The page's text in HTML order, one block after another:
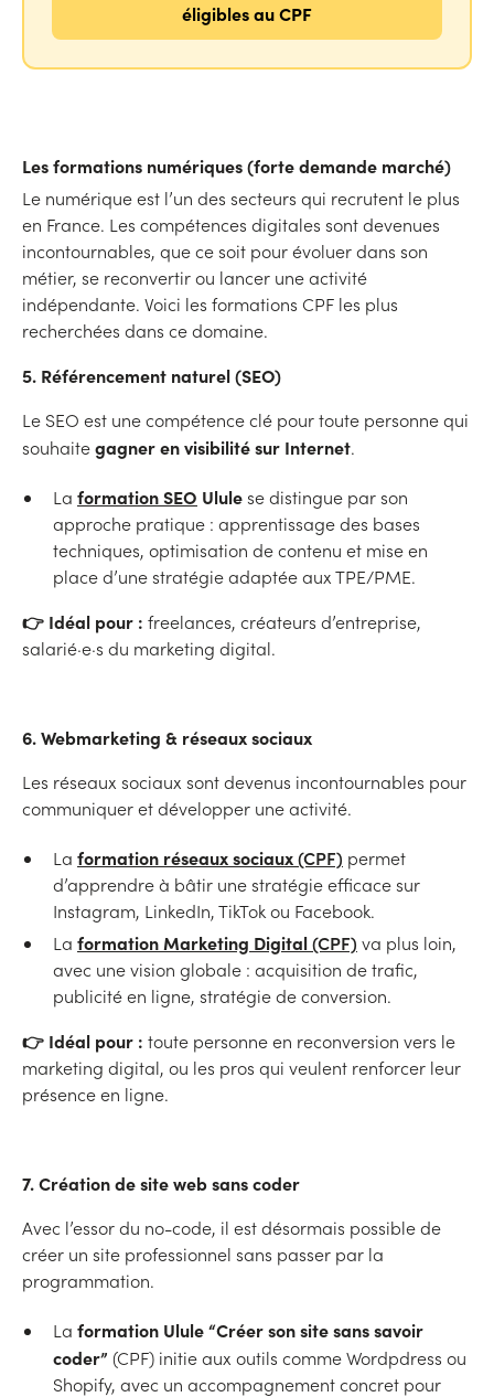
éligibles au CPF
Les formations numériques (forte demande marché)
Le numérique est l’un des secteurs qui recrutent le plus
en France. Les compétences digitales sont devenues
incontournables, que ce soit pour évoluer dans son
métier, se reconvertir ou lancer une activité
indépendante. Voici les formations CPF les plus
recherchées dans ce domaine.
5. Référencement naturel (SEO)
Le SEO est une compétence clé pour toute personne qui
souhaitegagner en visibilité sur Internet.
La formation SEO Ululese distingue par son
approche pratique : apprentissage des bases
techniques, optimisation de contenu et mise en
place d’une stratégie adaptée aux TPE/PME.
👉 Idéal pour : freelances, créateurs d’entreprise,
salarié·e·s du marketing digital.
6. Webmarketing & réseaux sociaux
Les réseaux sociaux sont devenus incontournables pour
communiquer et développer une activité.
La formation réseaux sociaux(CPF) permet
d’apprendre à bâtir une stratégie efficace sur
Instagram, LinkedIn, TikTok ou Facebook.
La formation Marketing Digital(CPF) va plus loin,
avec une vision globale : acquisition de trafic,
publicité en ligne, stratégie de conversion.
👉 Idéal pour : toute personne en reconversion vers le
marketing digital, ou les pros qui veulent renforcer leur
présence en ligne.
7. Création de site web sans coder
Avec l’essor du no-code, il est désormais possible de
créer un site professionnel sans passer par la
programmation.
La formation Ulule “Créer son site sans savoir
coder” (CPF) initie aux outils comme Wordpdress ou
Shopify, avec un accompagnement concret pour